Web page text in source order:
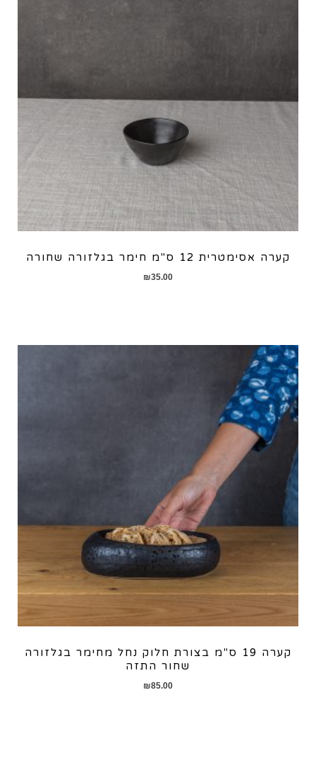
קערה אסימטרית 12 ס"מ חימר בגלזורה שחורה
₪35.00
קערה 19 ס"מ בצורת חלוק נחל מחימר בגלזורה
שחור התזה
₪85.00